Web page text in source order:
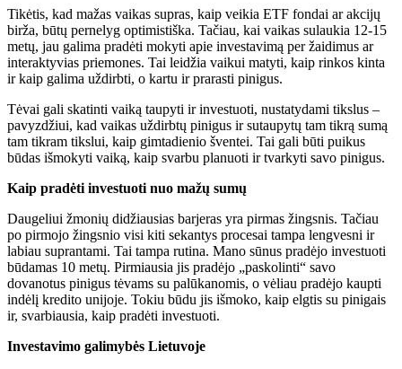
Tikėtis, kad mažas vaikas supras, kaip veikia ETF fondai ar akcijų
birža, būtų pernelyg optimistiška. Tačiau, kai vaikas sulaukia 12-15
metų, jau galima pradėti mokyti apie investavimą per žaidimus ar
interaktyvias priemones. Tai leidžia vaikui matyti, kaip rinkos kinta
ir kaip galima uždirbti, o kartu ir prarasti pinigus.
Tėvai gali skatinti vaiką taupyti ir investuoti, nustatydami tikslus –
pavyzdžiui, kad vaikas uždirbtų pinigus ir sutaupytų tam tikrą sumą
tam tikram tikslui, kaip gimtadienio šventei. Tai gali būti puikus
būdas išmokyti vaiką, kaip svarbu planuoti ir tvarkyti savo pinigus.
Kaip pradėti investuoti nuo mažų sumų
Daugeliui žmonių didžiausias barjeras yra pirmas žingsnis. Tačiau
po pirmojo žingsnio visi kiti sekantys procesai tampa lengvesni ir
labiau suprantami. Tai tampa rutina. Mano sūnus pradėjo investuoti
būdamas 10 metų. Pirmiausia jis pradėjo „paskolinti“ savo
dovanotus pinigus tėvams su palūkanomis, o vėliau pradėjo kaupti
indėlį kredito unijoje. Tokiu būdu jis išmoko, kaip elgtis su pinigais
ir, svarbiausia, kaip pradėti investuoti.
Investavimo galimybės Lietuvoje